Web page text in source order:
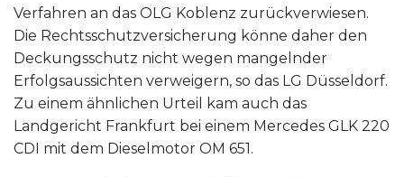
Verfahren an das OLG Koblenz zurückverwiesen.
Die Rechtsschutzversicherung könne daher den
Deckungsschutz nicht wegen mangelnder
Erfolgsaussichten verweigern, so das LG Düsseldorf.
Zu einem ähnlichen Urteil kam auch das
Landgericht Frankfurt bei einem Mercedes GLK 220
CDI mit dem Dieselmotor OM 651.